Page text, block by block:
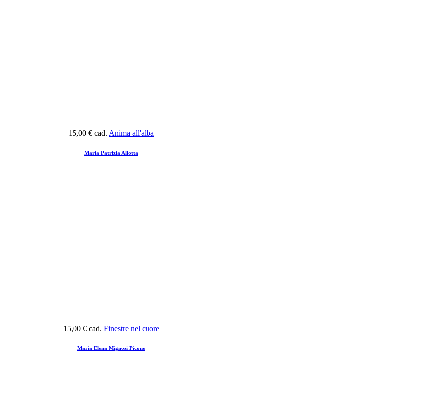
15,00 € cad. Anima all'alba
Maria Patrizia Allotta
15,00 € cad. Finestre nel cuore
Maria Elena Mignosi Picone